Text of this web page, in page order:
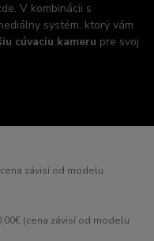
V kombinácii s
systém, ktorý vám
cúvaciu kameru pre svoj
závisí od modelu
(cena závisí od modelu